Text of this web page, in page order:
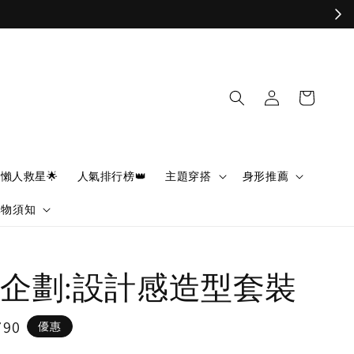
懶人救星🌟 人氣排行榜👑 主題穿搭 身形推薦
須知
劃:設計感造型套裝
優惠